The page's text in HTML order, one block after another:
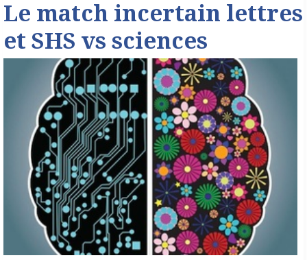
Le match incertain lettres
et SHS vs sciences